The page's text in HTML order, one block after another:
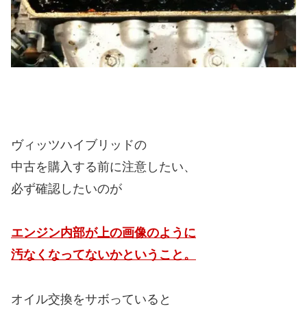
ヴィッツハイブリッドの
中古を購入する前に注意したい、
必ず確認したいのが
エンジン内部が上の画像のように
汚なくなってないかということ。
オイル交換をサボっていると